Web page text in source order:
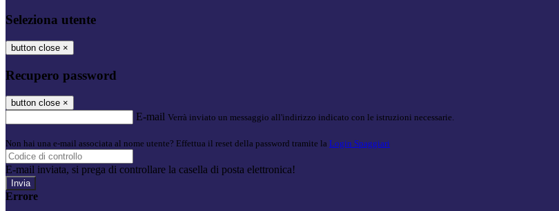
Seleziona utente
button close ×
Recupero password
button close ×
E-mail Verrà inviato un messaggio all'indirizzo indicato con le istruzioni necessarie.
Non hai una e-mail associata al nome utente? Effettua il reset della password tramite la Login Spaggiari
E-mail inviata, si prega di controllare la casella di posta elettronica!
Errore